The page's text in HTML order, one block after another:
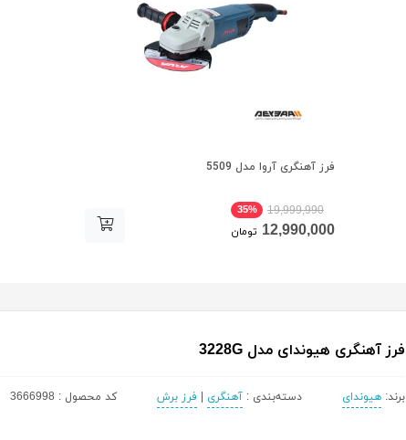
فرز آهنگری آروا مدل 5509
35% 19,999,990
12,990,000 تومان
فرز آهنگری هیوندای مدل 3228G
برند:هیوندای دسته‌بندی :آهنگری فرز برش کد محصول : 3666998